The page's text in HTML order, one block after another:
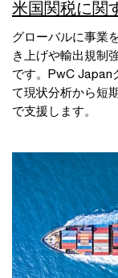
米国関税に関
グローバルに事業
き上げや輸出規制
です。PwC Japan
て現状分析から短
で支援します。